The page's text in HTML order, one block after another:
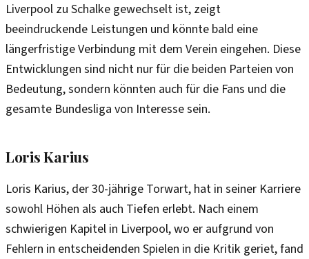
Liverpool zu Schalke gewechselt ist, zeigt
beeindruckende Leistungen und könnte bald eine
längerfristige Verbindung mit dem Verein eingehen. Diese
Entwicklungen sind nicht nur für die beiden Parteien von
Bedeutung, sondern könnten auch für die Fans und die
gesamte Bundesliga von Interesse sein.
Loris Karius
Loris Karius, der 30-jährige Torwart, hat in seiner Karriere
sowohl Höhen als auch Tiefen erlebt. Nach einem
schwierigen Kapitel in Liverpool, wo er aufgrund von
Fehlern in entscheidenden Spielen in die Kritik geriet, fand